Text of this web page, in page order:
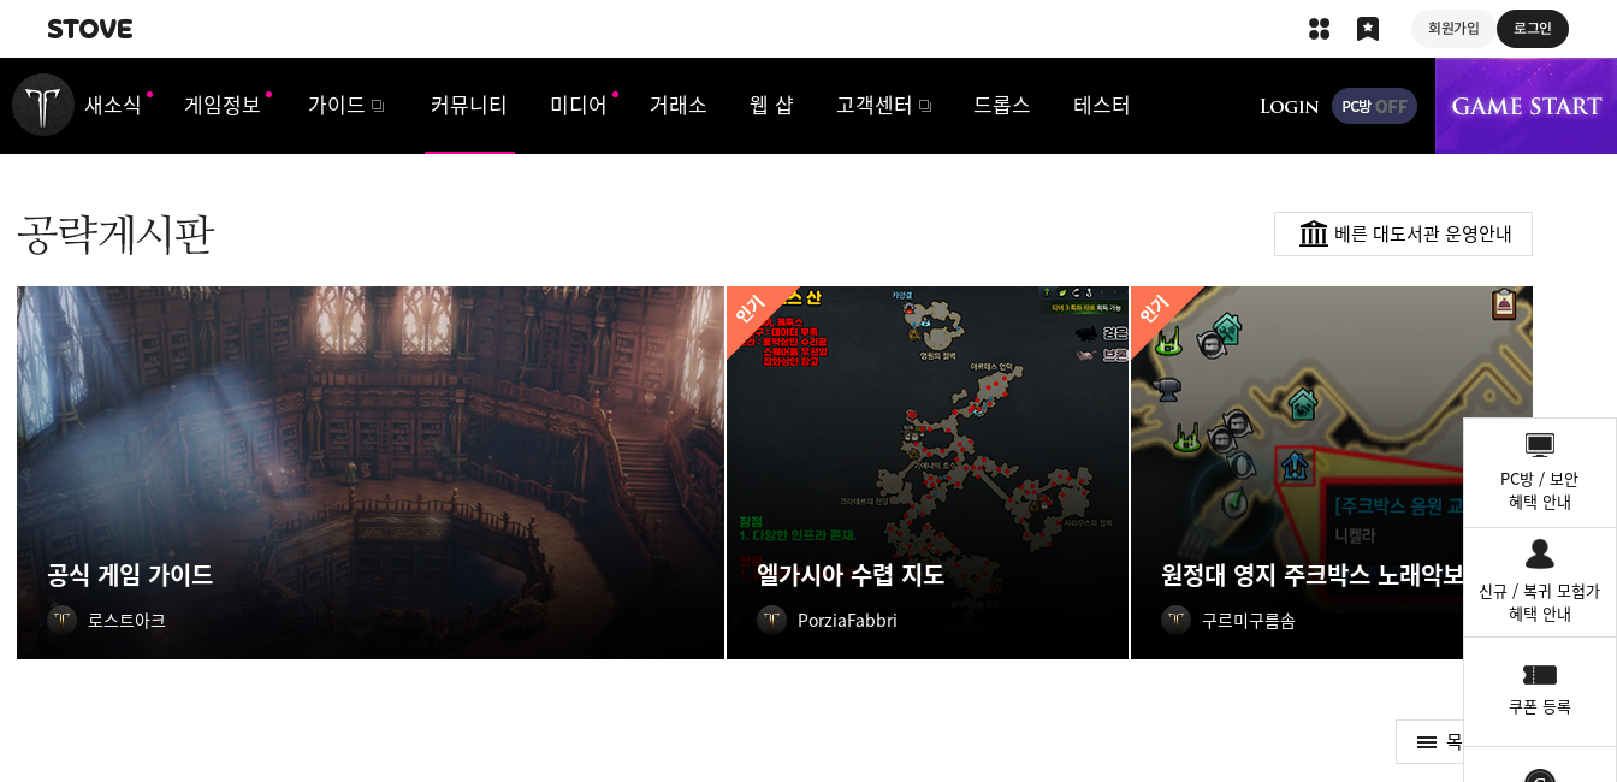
회원가입 로그인
내비게이션
새소식 게임정보 가이드 커뮤니티 미디어 거래소 웹 샵 고객센터 드롭스 테스터
베른 대도서관 운영안내
공식 게임 가이드
로스트아크
엘가시아 수렵 지도
PorziaFabbri
원정대 영지 주크박스 노래악보 획득처
구르미구름솜
목록가기
PC방 / 보안
혜택 안내
신규 / 복귀 모험가
혜택 안내
쿠폰 등록